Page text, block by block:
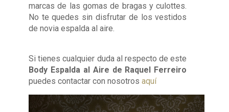
marcas de las gomas de bragas y culottes.
No te quedes sin disfrutar de los vestidos
de novia espalda al aire.
Si tienes cualquier duda al respecto de este
Body Espalda al Aire de Raquel Ferreiro
puedes contactar con nosotros aquí